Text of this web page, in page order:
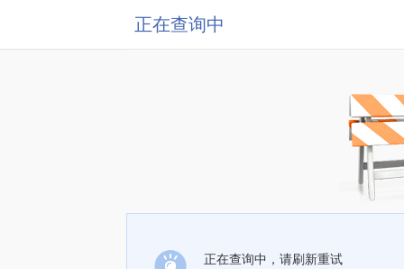
正在查询中
正在查询中，请刷新重试